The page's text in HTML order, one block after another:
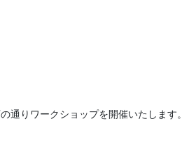
通りワークショップを開催いたします。